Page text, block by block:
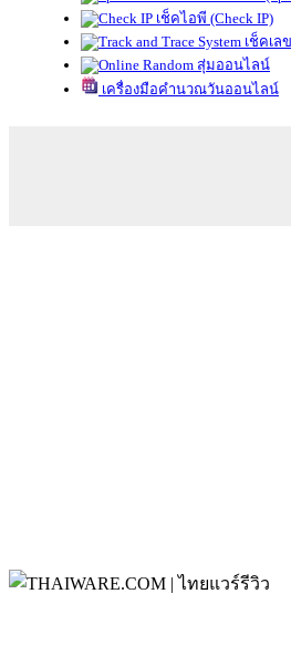
เช็คไอพี (Check IP)
เช็คเล
สุ่มออนไลน์
เครื่องมือคำนวณวันออนไลน์